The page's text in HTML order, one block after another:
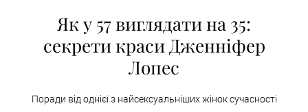
Як у 57 виглядати на 35:
секрети краси Дженніфер
Лопес
Поради від однієї з найсексуальніших жінок сучасності